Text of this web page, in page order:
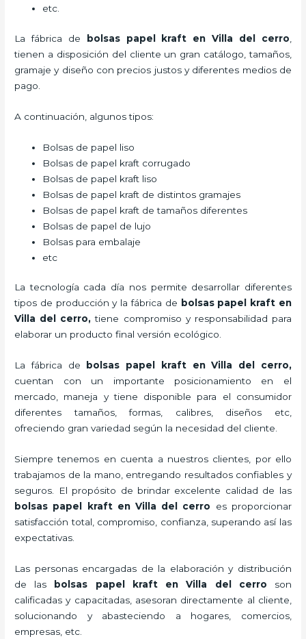
etc.
La fábrica de bolsas papel kraft en Villa del cerro
tienen a disposición del cliente un gran catálogo, tamaños,
gramaje y diseño con precios justos y diferentes medios de
pago.
A continuación, algunos tipos:
Bolsas de papel liso
Bolsas de papel kraft corrugado
Bolsas de papel kraft liso
Bolsas de papel kraft de distintos gramajes
Bolsas de papel kraft de tamaños diferentes
Bolsas de papel de lujo
Bolsas para embalaje
etc
La tecnología cada día nos permite desarrollar diferentes
tipos de producción y la fábrica de bolsas papel kraft en
Villa del cerro, tiene compromiso y responsabilidad para
elaborar un producto final versión ecológico.
La fábrica de
bolsas papel kraft en Villa del cerro,
cuentan con un importante posicionamiento en el
mercado,
maneja y tiene disponible para el consumidor
diferentes tamaños, formas, calibres, diseños etc,
ofreciendo gran variedad según la necesidad del cliente.
Siempre tenemos en cuenta a nuestros clientes, por ello
trabajamos de la mano, entregando resultados confiables y
seguros. El propósito de brindar excelente calidad de las
bolsas papel kraft en Villa del cerro es proporcionar
satisfacción total, compromiso, confianza, superando así las
expectativas.
Las personas encargadas de la elaboración y distribución
de las
bolsas papel kraft en Villa del cerro son
calificadas y capacitadas, asesoran directamente al cliente,
solucionando y abasteciendo a hogares, comercios,
empresas, etc.